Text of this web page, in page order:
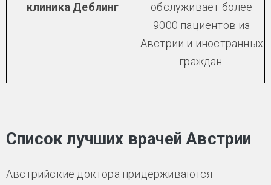
клиника Деблинг
обслуживает более
9000 пациентов из
Австрии и иностранных
граждан.
Список лучших врачей Австрии
Австрийские доктора придерживаются